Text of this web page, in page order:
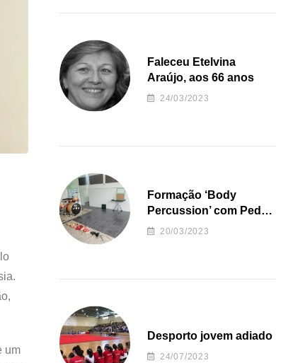
um
Faleceu Etelvina
Araújo, aos 66 anos
24/03/2023
Formação ‘Body
Percussion’ com Pedro
Almeida
20/03/2023
Desporto jovem adiado
24/07/2023